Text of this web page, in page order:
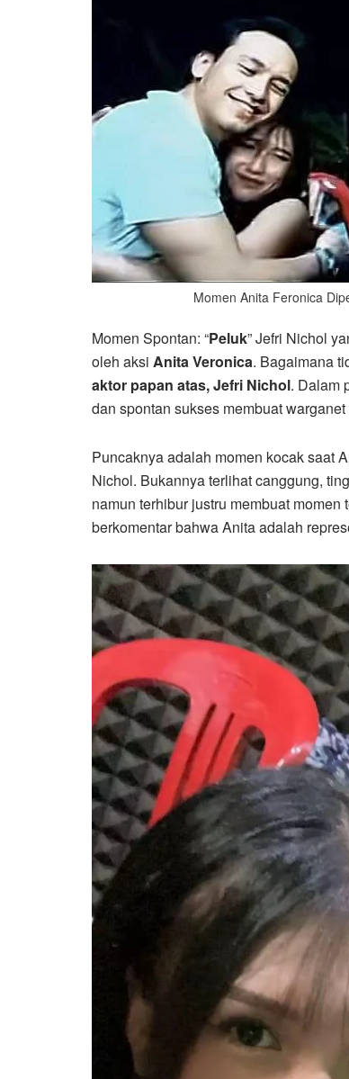
Momen Anita Feronica
Momen Spontan: “Peluk” Jefri Nichol
oleh aksi Anita Veronica. Bagaimana
aktor papan atas, Jefri Nichol. Dalam
dan spontan sukses membuat
Puncaknya adalah momen kocak saat
Nichol. Bukannya terlihat canggung,
namun terhibur justru membuat
berkomentar bahwa Anita adalah